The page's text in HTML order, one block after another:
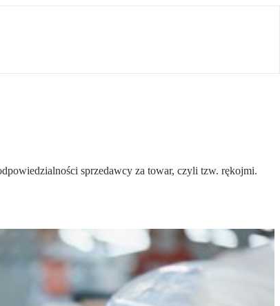
sprzedawcy za towar, czyli tzw. rękojmi.